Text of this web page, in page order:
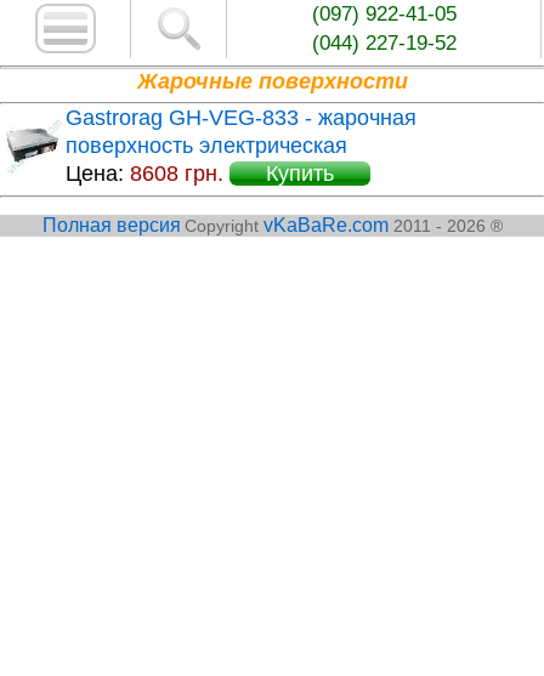
(097) 922-41-05
(044) 227-19-52
Жарочные поверхности
Gastrorag GH-VEG-833 - жарочная
поверхность электрическая
Цена: 8608 грн. Купить
Полная версия Copyright vKaBaRe.com2011 - 2026 ®